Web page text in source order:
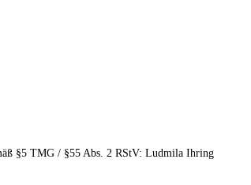
§5 TMG / §55 Abs. 2 RStV: Ludmila Ihring